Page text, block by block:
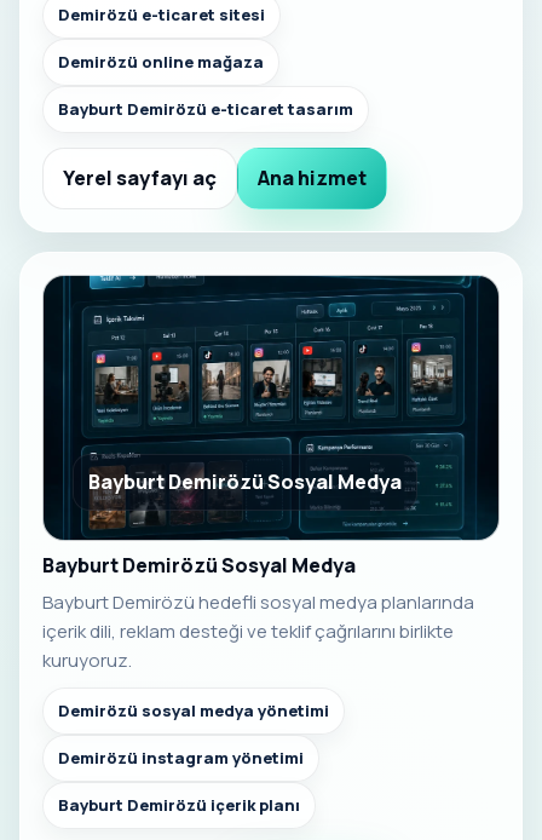
Demirözü e-ticaret sitesi
Demirözü online mağaza
Bayburt Demirözü e-ticaret tasarım
Yerel sayfayı aç Ana hizmet
Bayburt Demirözü Sosyal Medya
Bayburt Demirözü Sosyal Medya
Bayburt Demirözü hedefli sosyal medya planlarında
içerik dili, reklam desteği ve teklif çağrılarını birlikte
kuruyoruz.
Demirözü sosyal medya yönetimi
Demirözü instagram yönetimi
Bayburt Demirözü içerik planı